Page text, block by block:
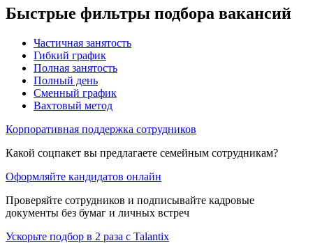
Быстрые фильтры подбора вакансий
Частичная занятость
Гибкий график
Полная занятость
Полный день
Сменный график
Вахтовый метод
Корпоративная поддержка сотрудников
Какой соцпакет вы предлагаете семейным сотрудникам?
Оформляйте кандидатов онлайн
Проверяйте сотрудников и подписывайте кадровые
документы без бумаг и личных встреч
Ускорьте подбор в 2 раза с Talantix